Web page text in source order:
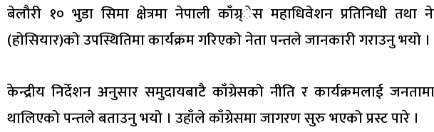
बेलौरी १० भुडा सिमा क्षेत्रमा नेपाली काँग्र्ेस महाधिवेशन प्रतिनिधी तथा
(होसियार)को उपस्थितिमा कार्यक्रम गरिएको नेता पन्तले जानकारी गराउनु भयो ।
केन्द्रीय निर्देशन अनुसार समुदायबाटै काँग्रेसको नीति र कार्यक्रमलाई
थालिएको पन्तले बताउनु भयो । उहाँले काँग्रेसमा जागरण सुरु भएको प्रस्ट पारे ।